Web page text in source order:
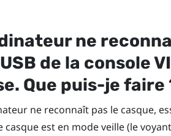
ne
de la console
Que puis-je faire
ne reconnaît pas le casque,
casque est en mode veille (le